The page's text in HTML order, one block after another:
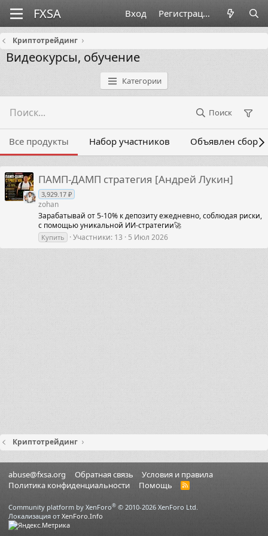
Вход Регистрация
Криптотрейдинг
Видеокурсы, обучение
Категории
Поиск
Все продукты Набор участников Объявлен сбор
ПАМП-ДАМП стратегия [Андрей Лукин]
3,929.17 ₽
zohan
Зарабатывай от 5-10% к депозиту ежедневно, соблюдая риски,
с помощью уникальной ИИ-стратегии🚀
Купить Участники 13 5 Июл 2026
Криптотрейдинг
abuse@fxsa.org Обратная связь
Условия и правила
Политика конфиденциальности
Помощь
R
Community platform by XenForo® © 2010-2026 XenForo Ltd.
Локализация от XenForo.Info